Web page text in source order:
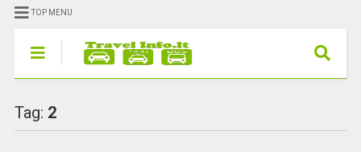
TOP MENU
Tag: 2